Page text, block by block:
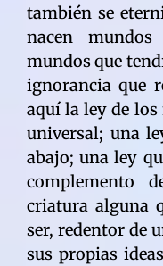
también se
nacen
mundos que
ignorancia que
aquí la ley de
universal; una
abajo; una ley
complemento
criatura alguna
ser, redentor de
sus propias